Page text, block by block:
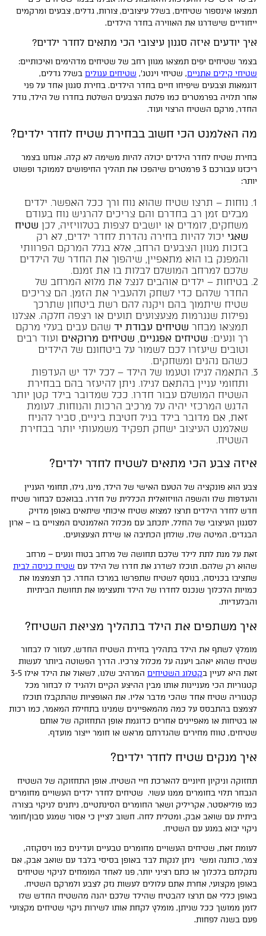
תמצאו אינספור שטיחים, בשלל עיצובים, צורות, גדלים, צבעים ומרקמים
ייחודיים שישדרגו את האווירה בחדר הילדים.
איך יודעים איזה סגנון עיצובי הכי מתאים לחדר ילדים?
בצמר שטיחים יפים תמצאו מגוון רחב של שטיחים מדהימים ואיכותיים:
שטיחי קילים אתניים, שטיחי וינטג', שטיחים עגולים בשלל גדלים,
דוגמאות וצבעים שיפיחו חיים בחדר הילדים. בחירת סגנון אחד על פני
אחר תלויה בפרמטרים כמו פלטת הצבעים השלטת בחדרו של הילד, גודל
החדר, מרקם השטיח הרצוי ועוד.
מה האלמנט הכי חשוב בבחירת שטיח לחדר ילדים?
בחירת שטיח לחדר הילדים יכולה להיות משימה לא קלה. אנחנו בצמר
ריכזנו עבורכם 3 פרמטרים שיהפכו את תהליך החיפושים לממוקד ופשוט
יותר:
נוחות – תרצו שטיח שהוא נוח ורך ככל האפשר. ילדים
מבלים זמן רב בחדרם והם צריכים להרגיש נוח בעודם
משחקים, לומדים או יושבים לצפות בטלוויזיה, לכן שטיח
שאגי יכול להיות בחירה נהדרת לחדר ילדים, לא רק
בזכות מגוון הצבעים הרחב, אלא בגלל המרקם הפרוותי
והמפנק בו הוא מתאפיין, שיהפוך את החדר של הילדים
שלכם למרחב המושלם לבלות בו את זמנם.
בטיחות – ילדים אוהבים לנצל את מלוא המרחב של
החדר שלהם כדי לשחק ולהעביר את הזמן. הם צריכים
שטיח שיתמוך בהם ויקנה להם רשת ביטחון שתרכך
נפילות שנגרמות מצעצועים תועים או רצפה חלקה. אצלנו
תמצאו מבחר שטיחים עבודת יד שהם עבים בעלי מרקם
רך ונעים: שטיחים אפגניים שטיחים מרוקאים ועוד רבים
וטובים שיעזרו לכם לשמור על ביטחונם של הילדים
כשהם נהנים ומשחקים.
התאמה לגילו וטעמו של הילד – לכל ילד יש העדפות
ותחומי עניין בהתאם לגילו. ניתן להיעזר בהם בבחירת
השטיח המושלם עבור חדרו. ככל שמדובר בילד קטן יותר
הדגש המרכזי יהיה על מרכיב הרכות והנוחות. לעומת
זאת, אם מדובר בילד בגיל חטיבת ביניים, סביר להניח
שאלמנט העיצוב ישחק תפקיד משמעותי יותר בבחירת
השטיח.
איזה צבע הכי מתאים לשטיח לחדר ילדים?
צבע הוא פונקציה של הטעם האישי של הילד, מינו, גילו, תחומי העניין
והעדפות שלו והשפה הוויזואלית הכללית של חדרו. בבואכם לבחור שטיח
חדש לחדר הילדים תרצו למצוא שטיח איכותי שיתאים באופן מדויק
לסגנון העיצובי של החלל, יתכתב עם מכלול האלמנטים המצויים בו – ארון
הבגדים, המיטה שלו, שולחן הכתיבה או שידת הצעצועים.
זאת על מנת לתת לילד שלכם תחושה של מרחב בטוח ונעים – מרחב
שהוא רק שלהם. תוכלו לשדרג את חדרו של הילד עם שטיח כניסה לבית
שתציבו בכניסה, בנוסף לשטיח שתפרשו במרכז החדר. כך תצמצמו את
כמויות הלכלוך שנכנס לחדרו של הילד ותעצימו את תחושת הביתיות
והבלעדיות.
איך משתפים את הילד בתהליך מציאת השטיח?
מומלץ לשתף את הילד בתהליך בחירת השטיח החדש, לעזור לו לבחור
שטיח שהוא יאהב ויענה על מכלול צרכיו. הדרך הפשוטה ביותר לעשות
זאת היא לעיין בקטלוג השטיחים
המרהיב שלנו, לשאול את הילד אילו 3-5
קטגוריות הכי מעניינות אותו מבין ההיצע הקיים ולהגיד לו לבחור מכל
קטגוריה שטיח אחד שהכי מדבר אליו. את האופציות שהתקבלו תוכלו
לצמצם בהתבסס על כמה מהמאפיינים שמנינו בתחילת המאמר, כמו רכות
או בטיחות או מאפיינים אחרים כדוגמת אופן התחזוקה של אותם
שטיחים, טווח מחירים שהגדרתם מראש או חומר ייצור מועדף.
איך מנקים שטיח לחדר ילדים?
תחזוקה וניקיון חיוניים להארכת חיי השטיח. אופן התחזוקה של השטיח
הנבחר תלוי בחומרים ממנו עשוי. שטיחים לחדר ילדים העשויים מחומרים
כמו פוליאסטר, אקריליק ושאר החומרים הסינתטיים, ניתנים לניקוי בצורה
ביתית עם שואב אבק, ומטלית לחה. חשוב לציין כי אסור שמגע סבון/חומר
ניקוי יבוא במגע עם השטיח.
לעומת זאת, שטיחים העשויים מחומרים טבעיים ועדינים כמו ויסקוזה,
צמר, כותנה ומשי ניתן לנקות לבד באופן בסיסי בלבד עם שואב אבק, אם
נתקלתם בלכלוך או כתם רציני יותר, פנו לאחד המומחים לניקוי שטיחים
באופן מקצועי, אחרת אתם עלולים לעשות נזק לצבע ולמרקם השטיח.
באופן כללי אם תרצו להבטיח שהילד שלכם יהנה מהשטיח החדש שלו
לזמן ממושך ככל שניתן, מומלץ לקחת אותו לשירות ניקוי שטיחים מקצועי
פעם בשנה לפחות.